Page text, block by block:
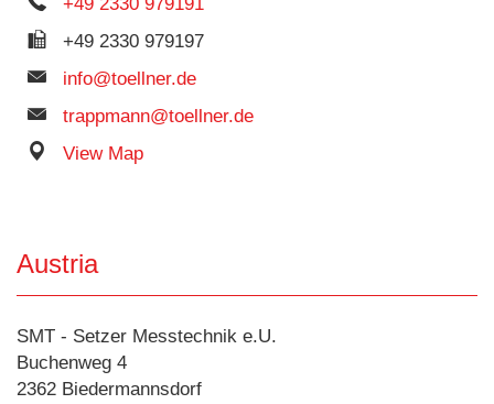
+49 2330 979197
info@toellner.de
trappmann@toellner.de
View Map
Austria
SMT - Setzer Messtechnik e.U.
Buchenweg 4
2362 Biedermannsdorf